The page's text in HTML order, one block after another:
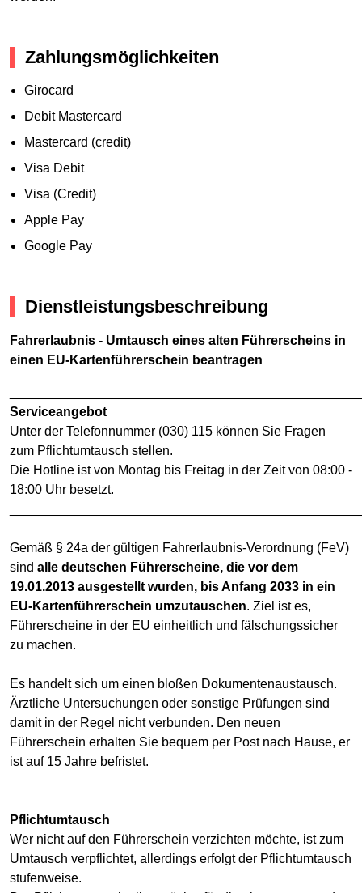
Zahlungsmöglichkeiten
Girocard
Debit Mastercard
Mastercard (credit)
Visa Debit
Visa (Credit)
Apple Pay
Google Pay
Dienstleistungsbeschreibung
Fahrerlaubnis - Umtausch eines alten Führerscheins in
einen EU-Kartenführerschein beantragen
Serviceangebot
Unter der Telefonnummer (030) 115 können Sie Fragen
zum Pflichtumtausch stellen.
Die Hotline ist von Montag bis Freitag in der Zeit von 08:00 -
18:00 Uhr besetzt.
Gemäß § 24a der gültigen Fahrerlaubnis-Verordnung (FeV)
sind alle deutschen Führerscheine, die vor dem
19.01.2013 ausgestellt wurden, bis Anfang 2033 in ein
EU-Kartenführerschein umzutauschen. Ziel ist es,
Führerscheine in der EU einheitlich und fälschungssicher
zu machen.
Es handelt sich um einen bloßen Dokumentenaustausch.
Ärztliche Untersuchungen oder sonstige Prüfungen sind
damit in der Regel nicht verbunden. Den neuen
Führerschein erhalten Sie bequem per Post nach Hause, er
ist auf 15 Jahre befristet.
Pflichtumtausch
Wer nicht auf den Führerschein verzichten möchte, ist zum
Umtausch verpflichtet, allerdings erfolgt der Pflichtumtausch
stufenweise.